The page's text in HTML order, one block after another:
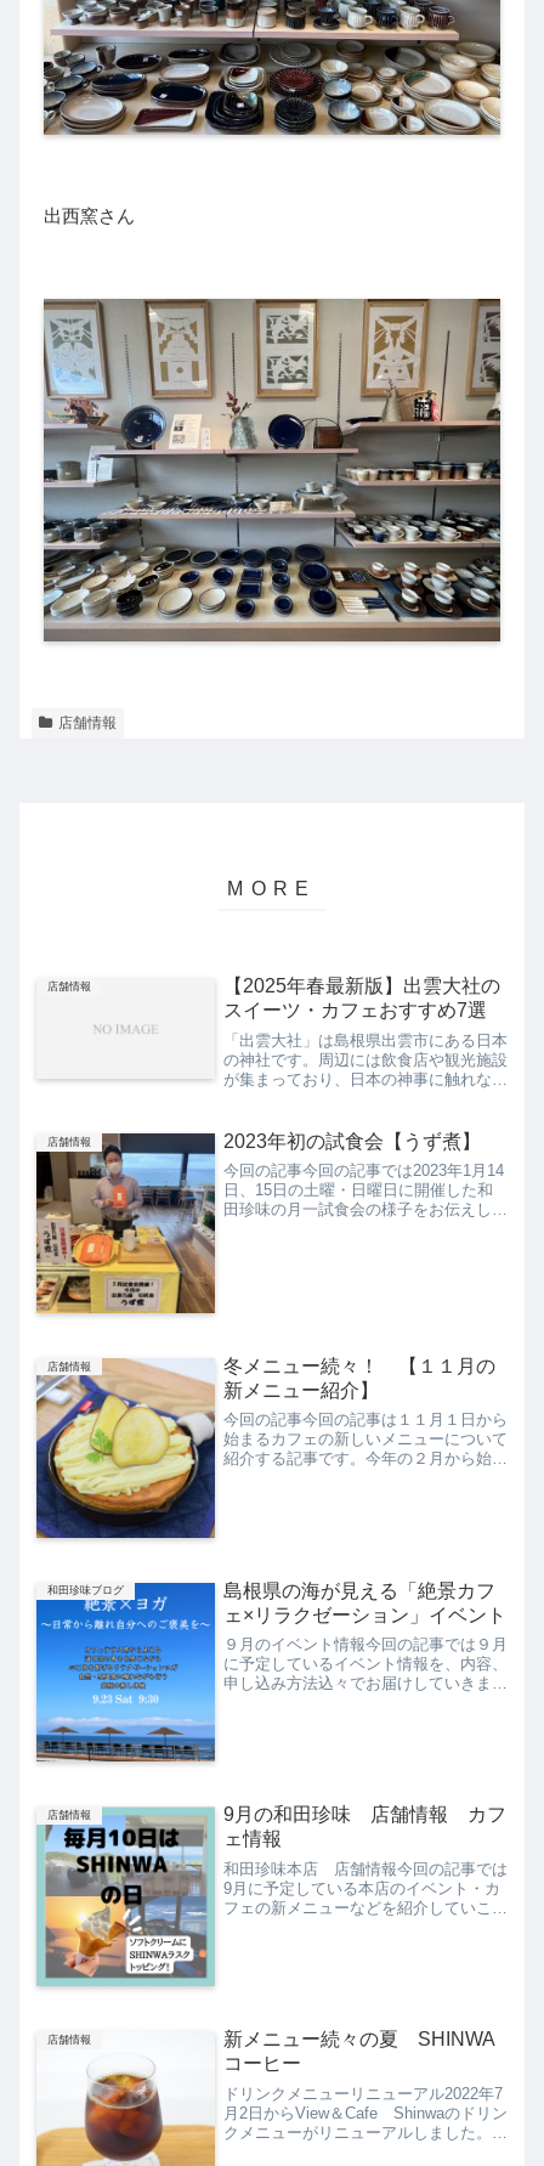
出西窯さん
店舗情報
店舗情報
【2025年春最新版】出雲大社の
スイーツ・カフェおすすめ7選
「出雲大社」は島根県出雲市にある日本
の神社です。周辺には飲食店や観光施設
が集まっており、日本の神事に触れなが
どころのひとつは、神楽殿にある巨大な
しめ縄「大注連縄」です。...
店舗情報 2023年初の試食会【うず煮】
今回の記事今回の記事では2023年1月14
日、15日の土曜・日曜日に開催した和
田珍味の月一試食会の様子をお伝えしま
店舗情報
冬メニュー続々！ 【１１月の
新メニュー紹介】
今回の記事今回の記事は１１月１日から
始まるカフェの新しいメニューについて
紹介する記事です。今年の２月から始ま
和田珍味ブログ
島根県の海が見える「絶景カフ
ェ×リラクゼーション」イベント
９月のイベント情報今回の記事では９月
に予定しているイベント情報を、内容、
申し込み方法込々でお届けしていきま
店舗情報
9月の和田珍味 店舗情報 カフ
ェ情報
和田珍味本店 店舗情報今回の記事では
9月に予定している本店のイベント・カ
フェの新メニューなどを紹介していこう
店舗情報
新メニュー続々の夏 SHINWA
コーヒー
ドリンクメニューリニューアル2022年7
月2日からView＆Cafe Shinwaのドリン
クメニューがリニューアルしました。フ